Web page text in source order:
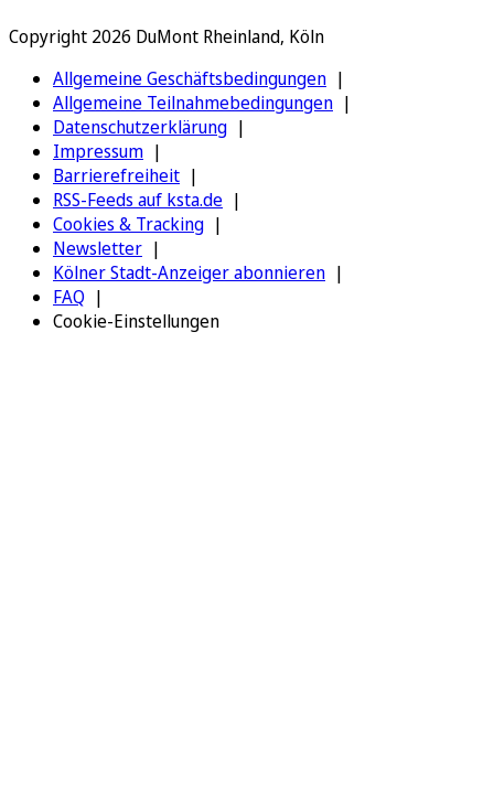
Copyright 2026 DuMont Rheinland, Köln
Allgemeine Geschäftsbedingungen
Allgemeine Teilnahmebedingungen
Datenschutzerklärung
Impressum
Barrierefreiheit
RSS-Feeds auf ksta.de
Cookies & Tracking
Newsletter
Kölner Stadt-Anzeiger abonnieren
FAQ
Cookie-Einstellungen